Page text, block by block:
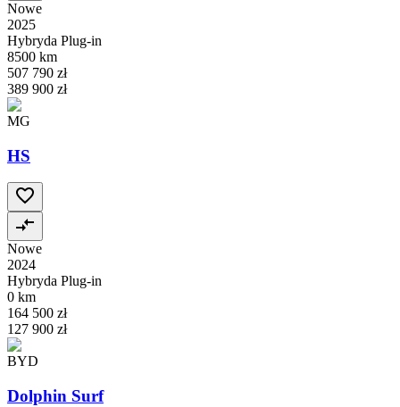
Nowe
2025
Hybryda Plug-in
8500 km
507 790 zł
389 900 zł
MG
HS
Nowe
2024
Hybryda Plug-in
0 km
164 500 zł
127 900 zł
BYD
Dolphin Surf